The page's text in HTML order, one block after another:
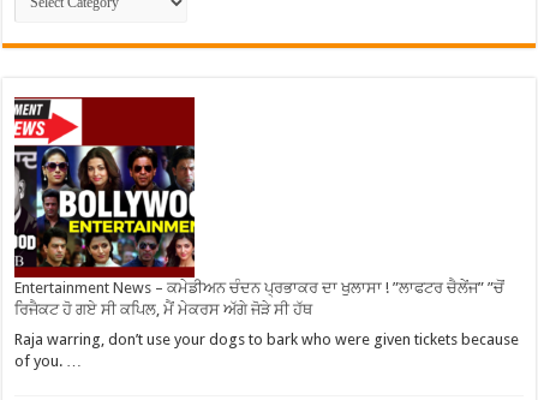
Entertainment News – ਕਮੇਡੀਅਨ ਚੰਦਨ ਪ੍ਰਭਾਕਰ ਦਾ ਖੁਲਾਸਾ ! ”ਲਾਫਟਰ ਚੈਲੇਂਜ” ”ਚੋਂ
ਰਿਜੈਕਟ ਹੋ ਗਏ ਸੀ ਕਪਿਲ, ਮੈਂ ਮੇਕਰਸ ਅੱਗੇ ਜੋੜੇ ਸੀ ਹੱਥ
Raja warring, don’t use your dogs to bark who were given tickets because
of you. …